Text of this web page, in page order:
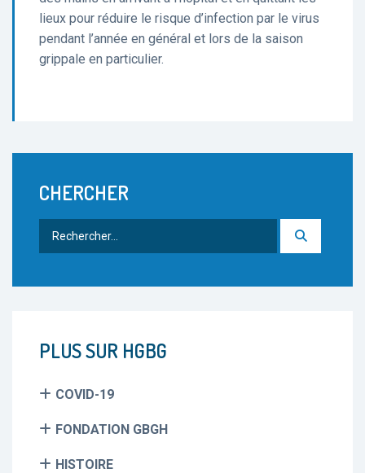
lieux pour réduire le risque d’infection par le virus
pendant l’année en général et lors de la saison
grippale en particulier.
CHERCHER
PLUS SUR HGBG
COVID-19
FONDATION GBGH
HISTOIRE